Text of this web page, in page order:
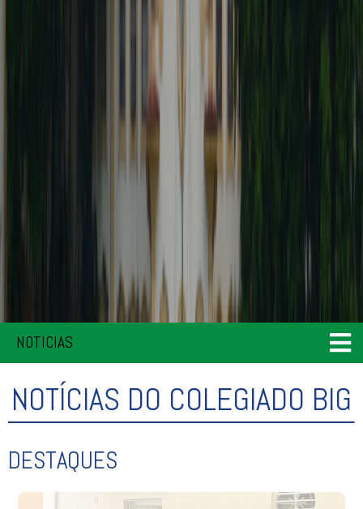
NOTICIAS
NOTÍCIAS DO COLEGIADO BIG
DESTAQUES